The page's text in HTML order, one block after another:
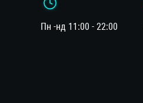
Пн -нд 11:00 - 22:00